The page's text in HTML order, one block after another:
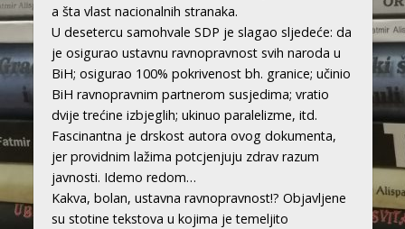
a šta vlast nacionalnih stranaka.
U desetercu samohvale SDP je slagao sljedeće: da
je osigurao ustavnu ravnopravnost svih naroda u
BiH; osigurao 100% pokrivenost bh. granice; učinio
BiH ravnopravnim partnerom susjedima; vratio
dvije trećine izbjeglih; ukinuo paralelizme, itd.
Fascinantna je drskost autora ovog dokumenta,
jer providnim lažima potcjenjuju zdrav razum
javnosti. Idemo redom…
Kakva, bolan, ustavna ravnopravnost!? Objavljene
su stotine tekstova u kojima je temeljito